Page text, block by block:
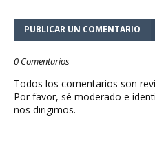
PUBLICAR UN COMENTARIO
0 Comentarios
Todos los comentarios son
Por favor, sé moderado e
nos dirigimos.